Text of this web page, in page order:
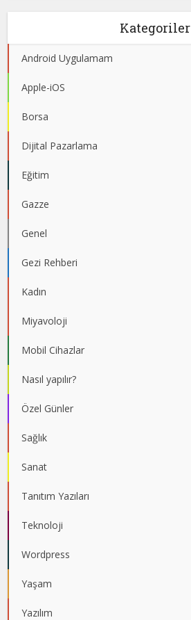
Kategoriler
Android Uygulamam
Apple-iOS
Borsa
Dijital Pazarlama
Eğitim
Gazze
Genel
Gezi Rehberi
Kadın
Miyavoloji
Mobil Cihazlar
Nasıl yapılır?
Özel Günler
Sağlık
Sanat
Tanıtım Yazıları
Teknoloji
Wordpress
Yaşam
Yazılım